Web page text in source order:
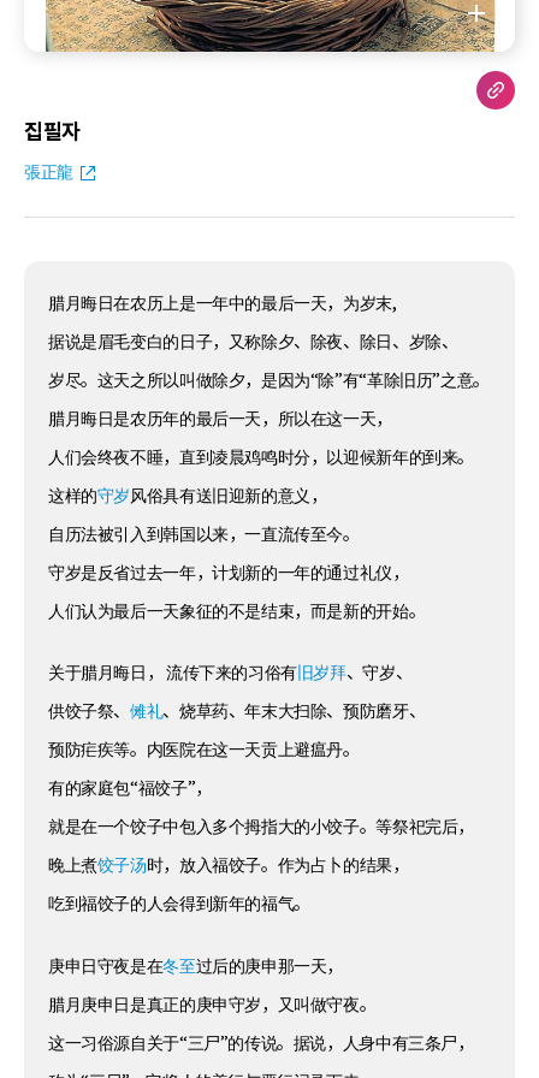
집필자
張正龍
腊月晦日在农历上是一年中的最后一天，为岁末,
据说是眉毛变白的日子，又称除夕、除夜、除日、岁除、
岁尽。这天之所以叫做除夕，是因为“除”有“革除旧历”之意。
腊月晦日是农历年的最后一天，所以在这一天，
人们会终夜不睡，直到凌晨鸡鸣时分，以迎候新年的到来。
这样的守岁风俗具有送旧迎新的意义，
自历法被引入到韩国以来，一直流传至今。
守岁是反省过去一年，计划新的一年的通过礼仪，
人们认为最后一天象征的不是结束，而是新的开始。
关于腊月晦日， 流传下来的习俗有旧岁拜、守岁、
供饺子祭、傩礼、烧草药、年末大扫除、预防磨牙、
预防疟疾等。内医院在这一天贡上避瘟丹。
有的家庭包“福饺子”，
就是在一个饺子中包入多个拇指大的小饺子。等祭祀完后，
晚上煮饺子汤时，放入福饺子。作为占卜的结果，
吃到福饺子的人会得到新年的福气。
庚申日守夜是在冬至过后的庚申那一天，
腊月庚申日是真正的庚申守岁，又叫做守夜。
这一习俗源自关于“三尸”的传说。据说，人身中有三条尸，